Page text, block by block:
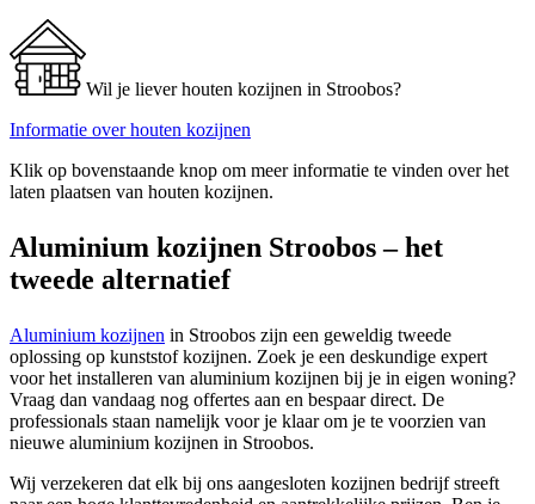
Wil je liever houten kozijnen in Stroobos?
Informatie over houten kozijnen
Klik op bovenstaande knop om meer informatie te vinden over het
laten plaatsen van houten kozijnen.
Aluminium kozijnen Stroobos – het
tweede alternatief
Aluminium kozijnen in Stroobos zijn een geweldig tweede
oplossing op kunststof kozijnen. Zoek je een deskundige expert
voor het installeren van aluminium kozijnen bij je in eigen woning?
Vraag dan vandaag nog offertes aan en bespaar direct. De
professionals staan namelijk voor je klaar om je te voorzien van
nieuwe aluminium kozijnen in Stroobos.
Wij verzekeren dat elk bij ons aangesloten kozijnen bedrijf streeft